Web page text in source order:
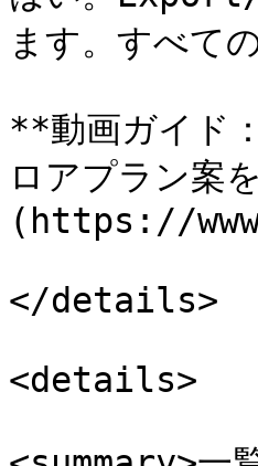
ます。すべて
**動画ガイ
ロアプラン案
(https://
</details>
<details>